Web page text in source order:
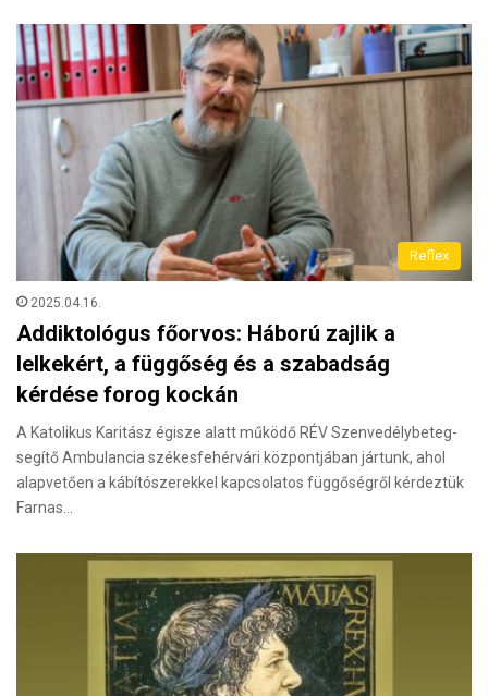
Reflex
2025.04.16.
Addiktológus főorvos: Háború zajlik a
lelkekért, a függőség és a szabadság
kérdése forog kockán
A Katolikus Karitász égisze alatt működő RÉV Szenvedélybeteg-
segítő Ambulancia székesfehérvári központjában jártunk, ahol
alapvetően a kábítószerekkel kapcsolatos függőségről kérdeztük
Farnas…